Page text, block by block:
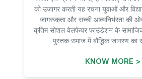
को उजागर करती यह रचना युवाओं और
जागरूकता और सच्ची आत्मनिर्भरता की
कृतिम सोशल वेलफेयर फाउंडेशन के
पुस्तक समाज में बौद्धिक जागरण का
KNOW MORE >